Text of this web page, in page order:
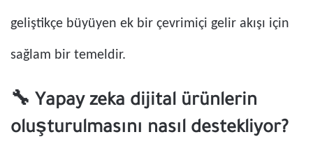
geliştikçe büyüyen ek bir çevrimiçi gelir akışı için
sağlam bir temeldir.
🔧 Yapay zeka dijital ürünlerin
oluşturulmasını nasıl destekliyor?